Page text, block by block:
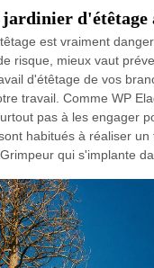
d'étêtage
est vraiment
risque, mieux vaut
d'étêtage de vos
travail. Comme WP
pas à les engager
habitués à réaliser
qui s'implante